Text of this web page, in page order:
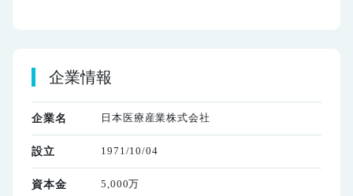
企業情報
企業名 日本医療産業株式会社
設立 1971/10/04
資本金 5,000万